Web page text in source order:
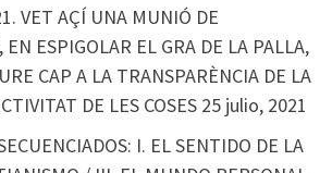
VET AÇÍ UNA MUNIÓ DE
EN ESPIGOLAR EL GRA DE LA PALLA,
CAP A LA TRANSPARÈNCIA DE LA
DE LES COSES 25 julio, 2021
I. EL SENTIDO DE LA